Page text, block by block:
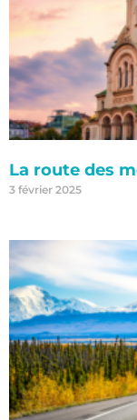
La route des
3 février 2025